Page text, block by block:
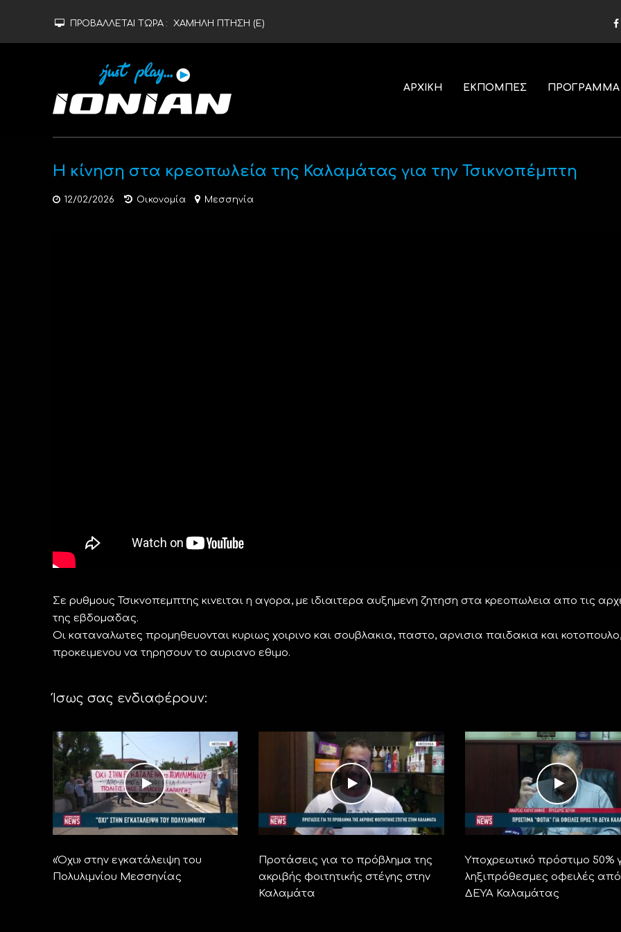
ΠΡΟΒΑΛΛΕΤΑΙ ΤΩΡΑ : ΧΑΜΗΛΗ ΠΤΗΣΗ (Ε)
ΑΡΧΙΚΗ ΕΚΠΟΜΠΕΣ ΠΡΟΓΡΑΜΜΑ
Η κίνηση στα κρεοπωλεία της Καλαμάτας για την Τσικνοπέμπτη
12/02/2026 Οικονομία Μεσσηνία
Σε ρυθμους Τσικνοπεμπτης κινειται η αγορα, με ιδιαιτερα αυξημενη ζητηση στα κρεοπωλεια απο τις
της εβδομαδας.
Οι καταναλωτες προμηθευονται κυριως χοιρινο και σουβλακια, παστο, αρνισια παιδακια και κοτοπουλο,
προκειμενου να τηρησουν το αυριανο εθιμο.
Ίσως σας ενδιαφέρουν:
«Όχι» στην εγκατάλειψη του
Πολυλιμνίου Μεσσηνίας
Προτάσεις για το πρόβλημα της
ακριβής φοιτητικής στέγης στην
Καλαμάτα
Υποχρεωτικό πρόστιμο 50%
ληξιπρόθεσμες οφειλές από
ΔΕΥΑ Καλαμάτας